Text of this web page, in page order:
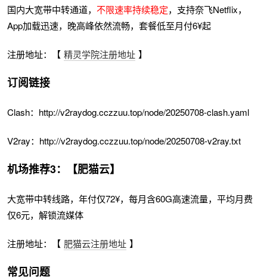
国内大宽带中转通道，不限速率持续稳定，支持奈飞Netflix，
App加载迅速，晚高峰依然流畅，套餐低至月付6¥起
注册地址：【 精灵学院注册地址 】
订阅链接
Clash：http://v2raydog.cczzuu.top/node/20250708-clash.yaml
V2ray：http://v2raydog.cczzuu.top/node/20250708-v2ray.txt
机场推荐3：【肥猫云】
大宽带中转线路，年付仅72¥，每月含60G高速流量，平均月费
仅6元，解锁流媒体
注册地址：【 肥猫云注册地址 】
常见问题